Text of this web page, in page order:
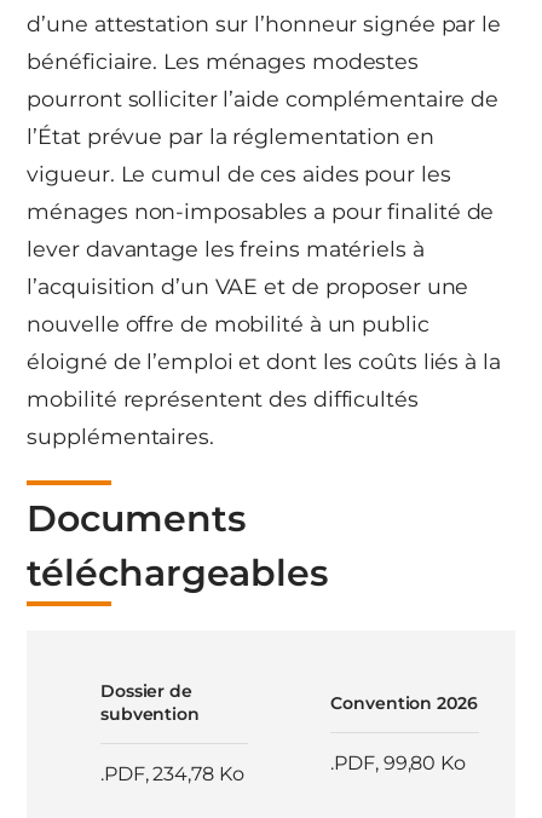
d’une attestation sur l’honneur signée par le
bénéficiaire. Les ménages modestes
pourront solliciter l’aide complémentaire de
l’État prévue par la réglementation en
vigueur. Le cumul de ces aides pour les
ménages non-imposables a pour finalité de
lever davantage les freins matériels à
l’acquisition d’un VAE et de proposer une
nouvelle offre de mobilité à un public
éloigné de l’emploi et dont les coûts liés à la
mobilité représentent des difficultés
supplémentaires.
Documents
téléchargeables
Dossier de
subvention
.PDF,234,78 Ko
Convention 2026
.PDF, 99,80 Ko